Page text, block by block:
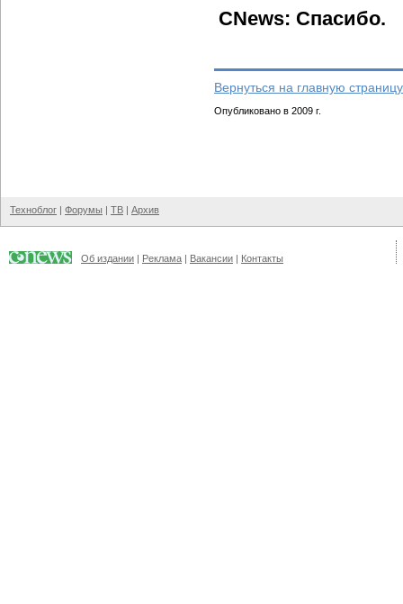
CNews: Спасибо.
Вернуться на главную
Опубликовано в 2009 г.
Техноблог | Форумы | ТВ | Архив
Об издании | Реклама | Вакансии | Контакты